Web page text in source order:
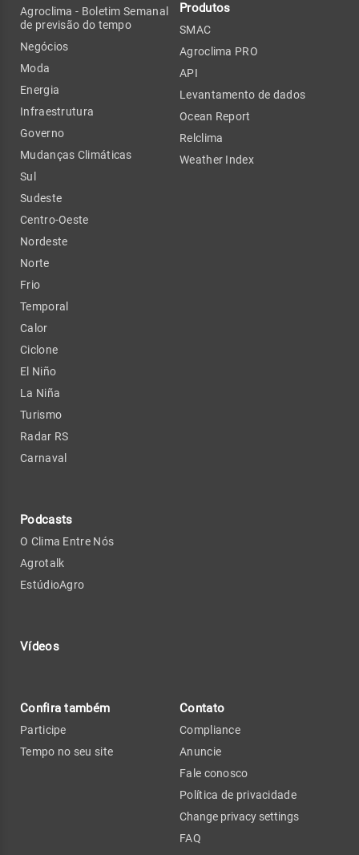
Agroclima - Boletim Semanal
de previsão do tempo
Negócios
Moda
Energia
Infraestrutura
Governo
Mudanças Climáticas
Sul
Sudeste
Centro-Oeste
Nordeste
Norte
Frio
Temporal
Calor
Ciclone
El Niño
La Niña
Turismo
Radar RS
Carnaval
Podcasts
O Clima Entre Nós
Agrotalk
EstúdioAgro
Vídeos
Produtos
SMAC
Agroclima PRO
API
Levantamento de dados
Ocean Report
Relclima
Weather Index
Confira também
Participe
Tempo no seu site
Contato
Compliance
Anuncie
Fale conosco
Política de privacidade
Change privacy settings
FAQ